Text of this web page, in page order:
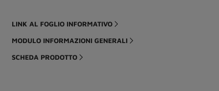
LINK AL FOGLIO INFORMATIVO
MODULO INFORMAZIONI GENERALI
SCHEDA PRODOTTO